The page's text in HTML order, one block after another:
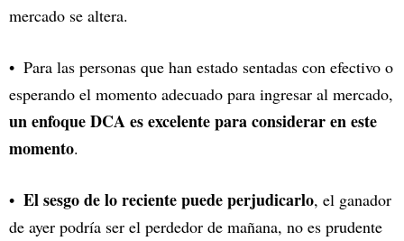
mercado se altera.
Para las personas que han estado sentadas con efectivo o
esperando el momento adecuado para ingresar al mercado,
un enfoque DCA es excelente para considerar en este
momento.
El sesgo de lo reciente puede perjudicarlo, el ganador
de ayer podría ser el perdedor de mañana, no es prudente